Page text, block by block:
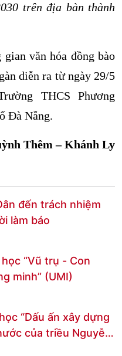
trên địa bàn thành
văn hóa đồng bào
diễn ra từ ngày 29/5
THCS Phương
Đà Nẵng.
Thêm – Khánh Ly
đến trách nhiệm
làm báo
“Vũ trụ - Con
minh” (UMI)
“Dấu ấn xây dựng
của triều Nguyễn
diện qua các công